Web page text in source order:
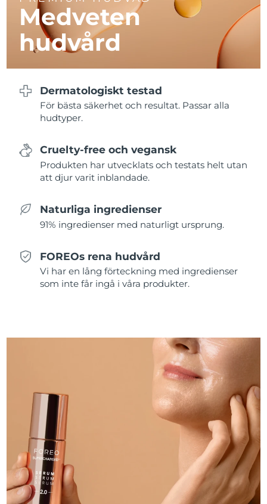
Medveten
hudvård
Dermatologiskt testad
För bästa säkerhet och resultat. Passar alla
hudtyper.
Cruelty-free och vegansk
Produkten har utvecklats och testats helt utan
att djur varit inblandade.
Naturliga ingredienser
91% ingredienser med naturligt ursprung.
FOREOs rena hudvård
Vi har en lång förteckning med ingredienser
som inte får ingå i våra produkter.
Filippinerna Förväntad leverans
Polen 8/9/26
Förväntad leverans
Puerto Rico Förväntad leverans
Qatar
Réunion Förväntad leverans
Rumänien Förväntad leverans
Ryssland
Saudiarabien Förväntad leverans8/9/26
Singapore Förväntad leverans
Slovakien Förväntad leverans
Förväntad leverans8/16/26
Förväntad leverans
Spanien Förväntad leverans 8/8/26
Sverige Förväntad leverans 8/8/26
Schweiz Förväntad leverans8/8/26
Taiwan Förväntad leverans8/13/26